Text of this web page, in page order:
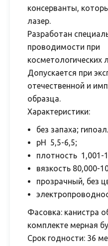
консерванты,
лазер.
Разработан
проводимости при
косметологических
Допускается при
отечественной и
образца.
Характеристики:
без запаха;
pH 5,5-6,5;
плотность 1,001-
вязкость 80,000-
прозрачный, без
Фасовка: канистра
комплекте мерная
Срок годности: 36